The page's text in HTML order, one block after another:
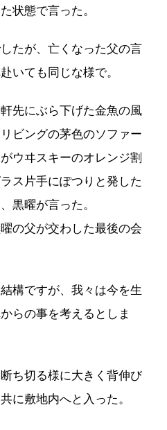
状態で言った。
たが、亡くなった父の言
いても同じな様で。
先にぶら下げた金魚の風
ビングの茅色のソファー
ウヰスキーのオレンジ割
ス片手にぽつりと発した
黒曜が言った。
の父が交わした最後の会
構ですが、我々は今を生
らの事を考えるとしま
ち切る様に大きく背伸び
に敷地内へと入った。